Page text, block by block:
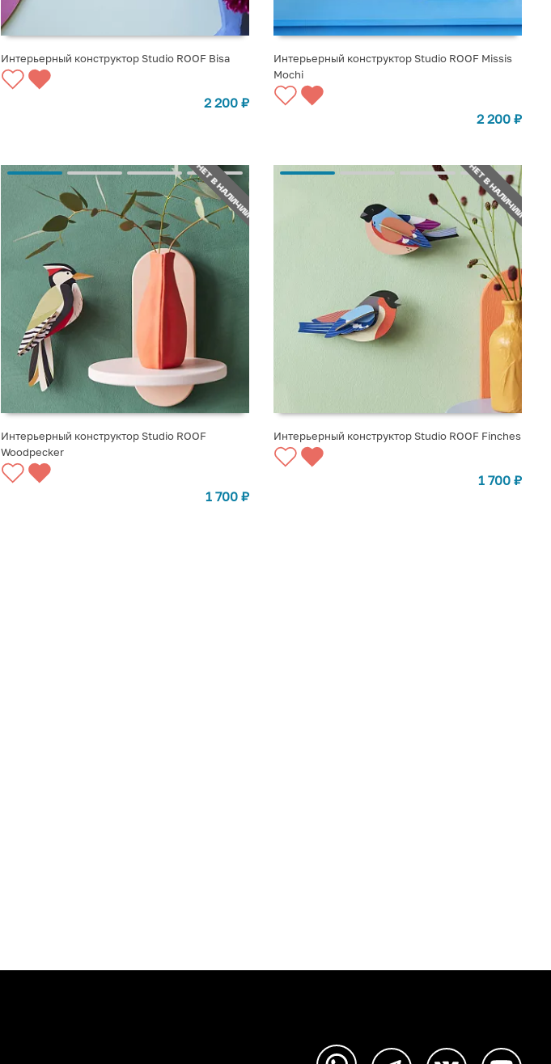
СООБЩИТЬ О ПОСТУПЛЕНИИ
Интерьерный конструктор Studio ROOF Bisa
2 200 ₽
СООБЩИТЬ О ПОСТУПЛЕНИИ
Интерьерный конструктор Studio ROOF Missis
Mochi
2 200 ₽
НЕТ В НАЛИЧИИ
СООБЩИТЬ О ПОСТУПЛЕНИИ
Интерьерный конструктор Studio ROOF
Woodpecker
1 700 ₽
НЕТ В НАЛИЧИИ
СООБЩИТЬ О ПОСТУПЛЕНИИ
Интерьерный конструктор Studio ROOF Finches
1 700 ₽